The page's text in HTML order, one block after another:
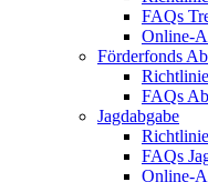
FAQs
Online-
Förderfonds
FAQs
Jagdabgabe
FAQs
Online-